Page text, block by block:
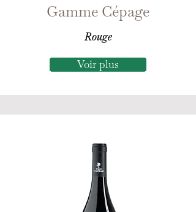
Gamme Cépage
Rouge
Voir plus